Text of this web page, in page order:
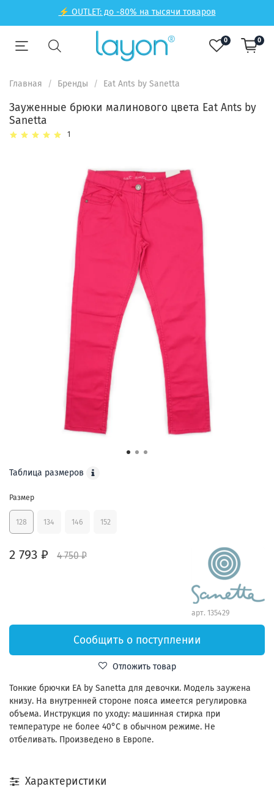
⚡ OUTLET: до -80% на тысячи товаров
0 0
Главная Бренды Eat Ants by Sanetta
Зауженные брюки малинового цвета Eat Ants by
Sanetta
1
2 793 ₽ 4 750 ₽
арт. 135429
Таблица размеров
Размер
128 134 146 152
Сообщить о поступлении
Отложить товар
Тонкие брючки EA by Sanetta для девочки. Модель заужена
книзу. На внутренней стороне пояса имеется регулировка
объема. Инструкция по уходу: машинная стирка при
температуре не более 40°С в обычном режиме. Не
отбеливать. Произведено в Европе.
Характеристики